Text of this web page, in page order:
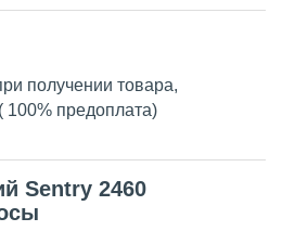
получении товара,
100% предоплата)
Sentry 2460